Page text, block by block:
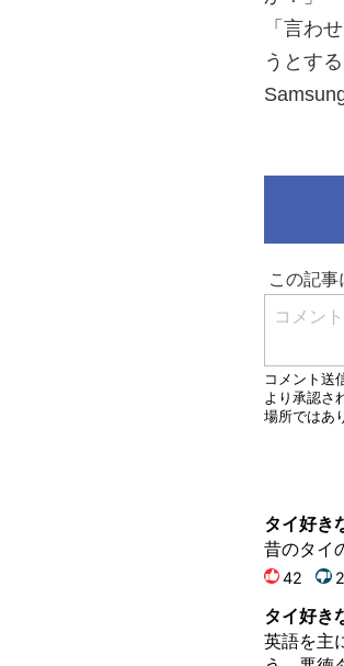
「言わ
うとす